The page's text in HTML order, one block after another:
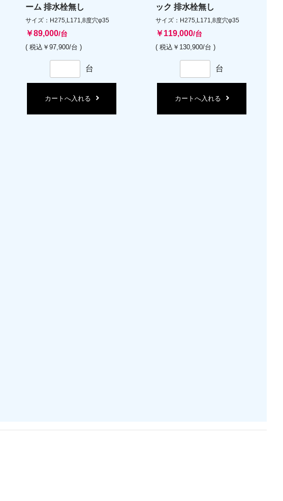
ーム 排水栓無し
サイズ：H275,L171,8度穴φ35
￥89,000/台
( 税込￥97,900/台 )
台
カートへ入れる
ック 排水栓無し
サイズ：H275,L171,8度穴φ35
￥119,000/台
( 税込￥130,900/台 )
台
カートへ入れる